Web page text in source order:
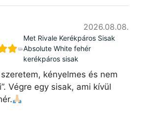
2026.08.08.
Met Rivale Kerékpáros Sisak
Absolute White fehér
kerékpáros sisak
kényelmes és nem
Végre egy sisak, ami kívül